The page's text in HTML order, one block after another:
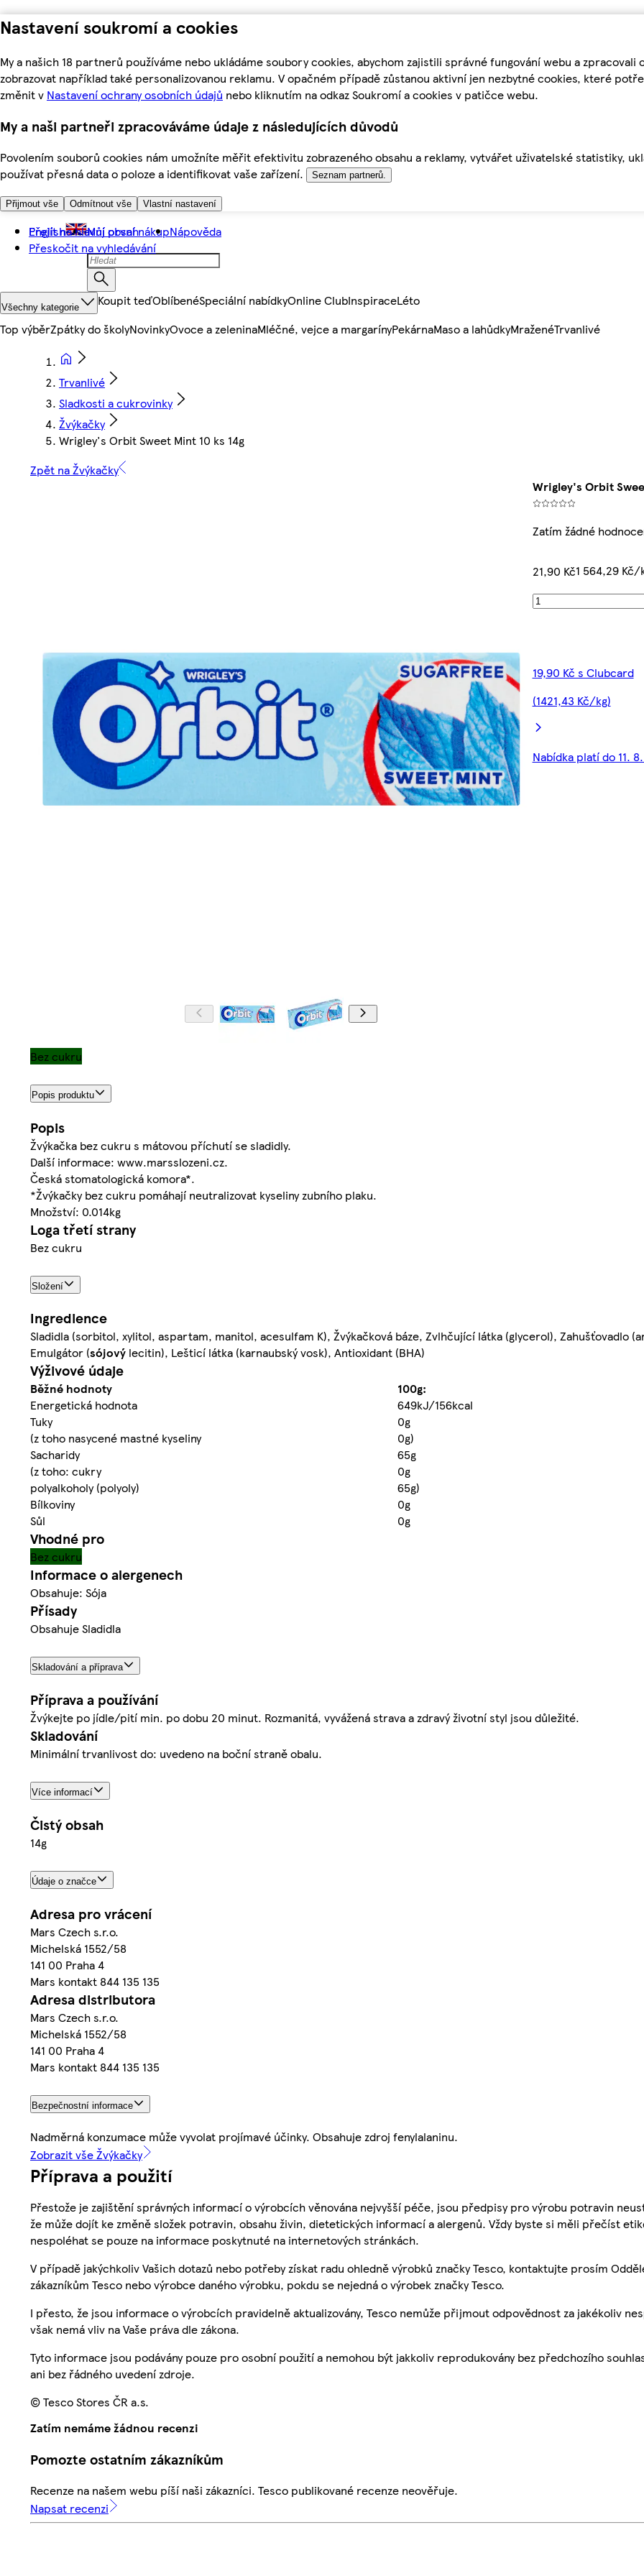
Nastavení soukromí a cookies
My a našich 18 partnerů používáme nebo ukládáme soubory cookies, abychom zajistili správné fungování webu a
zobrazovat například také personalizovanou reklamu. V opačném případě zůstanou aktivní jen nezbytné cookies, které
změnit v Nastavení ochrany osobních údajů nebo kliknutím na odkaz Soukromí a cookies v patičce webu.
My a naši partneři zpracováváme údaje z následujících důvodů
Povolením souborů cookies nám umožníte měřit efektivitu zobrazeného obsahu a reklamy, vytvářet uživatelské statistiky,
používat přesná data o poloze a identifikovat vaše zařízení.
Seznam partnerů.
Přijmout vše Odmítnout vše Vlastní nastavení
Přejít na hlavní obsah
Přeskočit na vyhledávání
English Můj první nákupNápověda
Všechny kategorie Koupit teďOblíbenéSpeciální nabídkyOnline ClubInspiraceLéto
Top výběrZpátky do školyNovinkyOvoce a zeleninaMléčné, vejce a margarínyPekárnaMaso a lahůdkyMraženéTrvanlivé
Trvanlivé
Sladkosti a cukrovinky
Žvýkačky
Wrigley's Orbit Sweet Mint 10 ks 14g
Zpět na Žvýkačky
Wrigley's Orbit
Zatím žádné
21,90 Kč1 564,29 Kč/
19,90 Kč s Clubcard
(1421,43 Kč/kg)
Nabídka platí do 11.
Bez cukru
Popis produktu
Popis
Žvýkačka bez cukru s mátovou příchutí se sladidly.
Další informace: www.marsslozeni.cz.
Česká stomatologická komora*.
*Žvýkačky bez cukru pomáhají neutralizovat kyseliny zubního plaku.
Množství: 0.014kg
Loga třetí strany
Bez cukru
Složení
Ingredience
Sladidla (sorbitol, xylitol, aspartam, manitol, acesulfam K), Žvýkačková báze, Zvlhčující látka (glycerol), Zahušťovadlo
Emulgátor (sójový lecitin), Lešticí látka (karnaubský vosk), Antioxidant (BHA)
Výživové údaje
Běžné hodnoty
100g:
Energetická hodnota
649kJ/156kcal
Tuky
0g
(z toho nasycené mastné kyseliny
0g)
Sacharidy
65g
(z toho: cukry
0g
polyalkoholy (polyoly)
65g)
Bílkoviny
0g
Sůl
0g
Vhodné pro
Bez cukru
Informace o alergenech
Obsahuje: Sója
Přísady
Obsahuje Sladidla
Skladování a příprava
Příprava a používání
Žvýkejte po jídle/pití min. po dobu 20 minut. Rozmanitá, vyvážená strava a zdravý životní styl jsou důležité.
Skladování
Minimální trvanlivost do: uvedeno na boční straně obalu.
Více informací
Čistý obsah
14g
Údaje o značce
Adresa pro vrácení
Mars Czech s.r.o.
Michelská 1552/58
141 00 Praha 4
Mars kontakt 844 135 135
Adresa distributora
Mars Czech s.r.o.
Michelská 1552/58
141 00 Praha 4
Mars kontakt 844 135 135
Bezpečnostní informace
Nadměrná konzumace může vyvolat projímavé účinky. Obsahuje zdroj fenylalaninu.
Zobrazit vše Žvýkačky
Příprava a použití
Přestože je zajištění správných informací o výrobcích věnována nejvyšší péče, jsou předpisy pro výrobu potravin
že může dojít ke změně složek potravin, obsahu živin, dietetických informací a alergenů. Vždy byste si měli přečíst
nespoléhat se pouze na informace poskytnuté na internetových stránkách.
V případě jakýchkoliv Vašich dotazů nebo potřeby získat radu ohledně výrobků značky Tesco, kontaktujte prosím
zákazníkům Tesco nebo výrobce daného výrobku, pokdu se nejedná o výrobek značky Tesco.
I přesto, že jsou informace o výrobcích pravidelně aktualizovány, Tesco nemůže přijmout odpovědnost za jakékoliv
však nemá vliv na Vaše práva dle zákona.
Tyto informace jsou podávány pouze pro osobní použití a nemohou být jakkoliv reprodukovány bez předchozího
ani bez řádného uvedení zdroje.
© Tesco Stores ČR a.s.
Zatím nemáme žádnou recenzi
Pomozte ostatním zákazníkům
Recenze na našem webu píší naši zákazníci. Tesco publikované recenze neověřuje.
Napsat recenzi